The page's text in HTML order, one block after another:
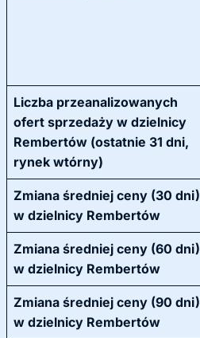
Liczba przeanalizowanych
ofert sprzedaży w dzielnicy
Rembertów (ostatnie 31 dni,
rynek wtórny)
Zmiana średniej ceny (30 dni)
w dzielnicy Rembertów
Zmiana średniej ceny (60 dni)
w dzielnicy Rembertów
Zmiana średniej ceny (90 dni)
w dzielnicy Rembertów